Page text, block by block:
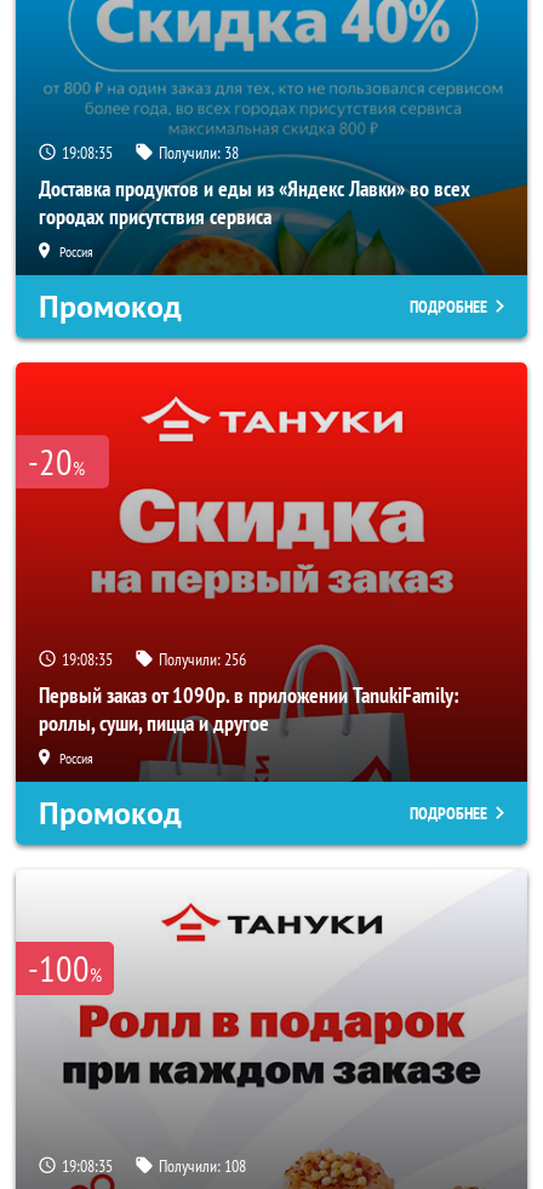
19:08:35 Получили: 38
Доставка продуктов и еды из «Яндекс Лавки» во всех
городах присутствия сервиса
Россия
Промокод ПОДРОБНЕЕ
-20%
19:08:35 Получили:256
Первый заказ от 1090р. в приложении TanukiFamily:
роллы, суши, пицца и другое
Россия
Промокод ПОДРОБНЕЕ
-100%
19:08:35 Получили: 108